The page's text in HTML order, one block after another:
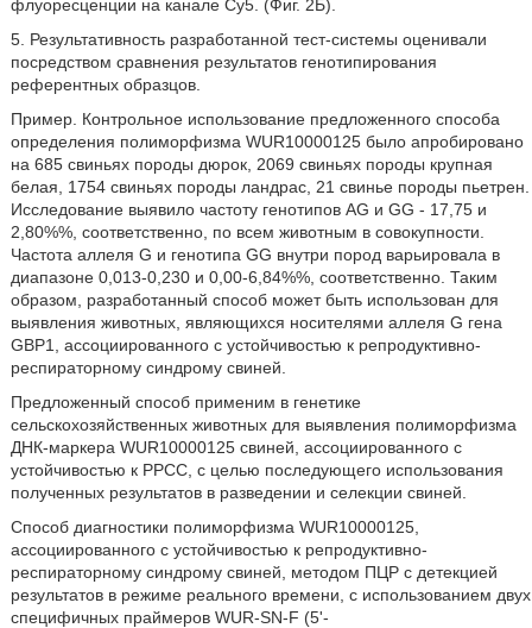
флуоресценции на канале Су5. (Фиг. 2Б).
5. Результативность разработанной тест-системы оценивали
посредством сравнения результатов генотипирования
референтных образцов.
Пример. Контрольное использование предложенного способа
определения полиморфизма WUR10000125 было апробировано
на 685 свиньях породы дюрок, 2069 свиньях породы крупная
белая, 1754 свиньях породы ландрас, 21 свинье породы пьетрен.
Исследование выявило частоту генотипов AG и GG - 17,75 и
2,80%%, соответственно, по всем животным в совокупности.
Частота аллеля G и генотипа GG внутри пород варьировала в
диапазоне 0,013-0,230 и 0,00-6,84%%, соответственно. Таким
образом, разработанный способ может быть использован для
выявления животных, являющихся носителями аллеля G гена
GBP1, ассоциированного с устойчивостью к репродуктивно-
респираторному синдрому свиней.
Предложенный способ применим в генетике
сельскохозяйственных животных для выявления полиморфизма
ДНК-маркера WUR10000125 свиней, ассоциированного с
устойчивостью к РРСС, с целью последующего использования
полученных результатов в разведении и селекции свиней.
Способ диагностики полиморфизма WUR10000125,
ассоциированного с устойчивостью к репродуктивно-
респираторному синдрому свиней, методом ПЦР с детекцией
результатов в режиме реального времени, с использованием двух
специфичных праймеров WUR-SN-F (5'-